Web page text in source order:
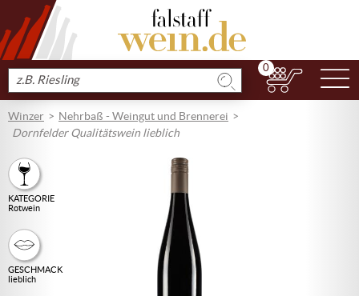
Produkt
suchen
0
Winzer
Nehrbaß - Weingut und Brennerei
Dornfelder Qualitätswein lieblich
KATEGORIE
Rotwein
GESCHMACK
lieblich